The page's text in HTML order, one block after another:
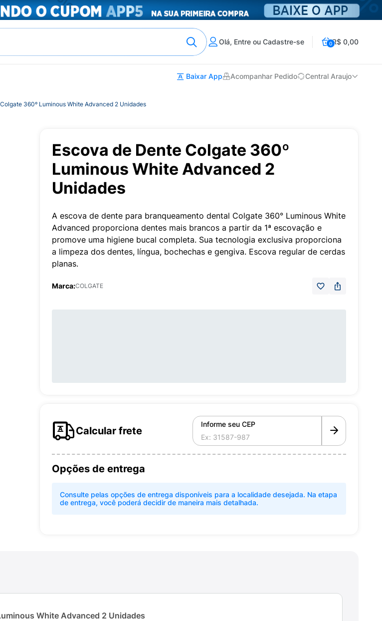
Olá, Entre ou Cadastre-se 0R$ 0,00
Baixar App Acompanhar Pedido Central Araujo
360º Luminous White Advanced 2 Unidades
Escova de Dente Colgate 360º
Luminous White Advanced 2
Unidades
A escova de dente para branqueamento dental Colgate 360° Luminous White
Advanced proporciona dentes mais brancos a partir da 1ª escovação e
promove uma higiene bucal completa. Sua tecnologia exclusiva proporciona
a limpeza dos dentes, língua, bochechas e gengiva. Escova regular de cerdas
planas.
Marca:COLGATE
Calcular frete
Informe seu CEP
Opções de entrega
Consulte pelas opções de entrega disponíveis para a localidade desejada. Na etapa
de entrega, você poderá decidir de maneira mais detalhada.
White Advanced 2 Unidades